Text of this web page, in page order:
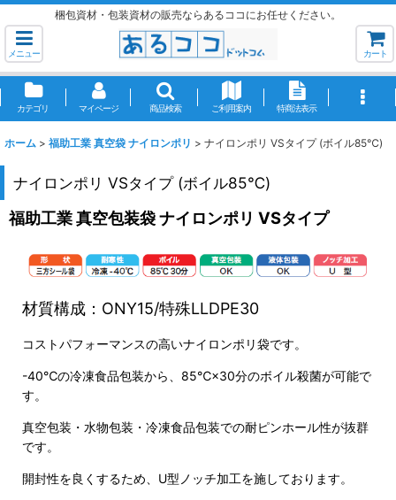
梱包資材・包装資材の販売ならあるココにお任せください。
メニュー カート
カテゴリ マイページ 商品検索 ご利用案内 特商法表示
ホーム > 福助工業 真空袋 ナイロンポリ > ナイロンポリ VSタイプ (ボイル85℃)
ナイロンポリ VSタイプ (ボイル85℃)
福助工業 真空包装袋 ナイロンポリ VSタイプ
材質構成：ONY15/特殊LLDPE30
コストパフォーマンスの高いナイロンポリ袋です。
-40℃の冷凍食品包装から、85℃×30分のボイル殺菌が可能で
す。
真空包装・水物包装・冷凍食品包装での耐ピンホール性が抜群
です。
開封性を良くするため、U型ノッチ加工を施しております。